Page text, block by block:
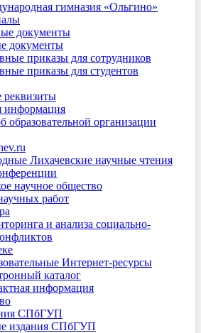
гимназия «Ольгино»
документы
документы
приказы для сотрудников
приказы для студентов
реквизиты
информация
образовательной организации
Лихачевские научные чтения
научное общество
работ
и анализа социально-
Интернет-ресурсы
каталог
информация
СПбГУП
издания СПбГУП